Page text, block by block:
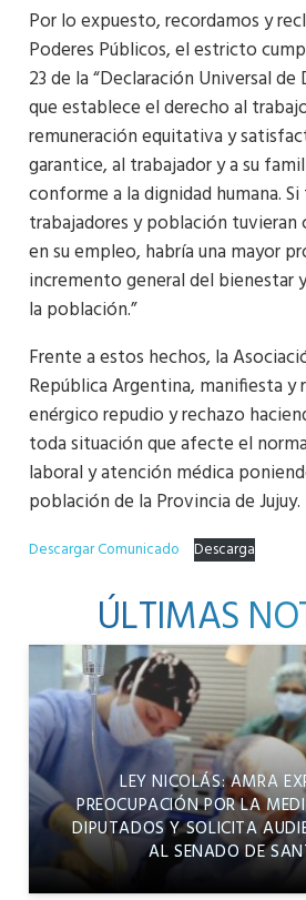
Por lo expuesto, recordamos y
Poderes Públicos, el estricto
23 de la “Declaración Universal de
que establece el derecho al
remuneración equitativa y
garantice, al trabajador y a su
conforme a la dignidad humana.
trabajadores y población tuvieran
en su empleo, habría una mayor
incremento general del bienestar
la población.”
Frente a estos hechos, la
República Argentina, manifiesta y
enérgico repudio y rechazo
toda situación que afecte el
laboral y atención médica
población de la Provincia de Jujuy.
Descargar Comunicado Descarga
ÚLTIMAS
LEY NICOLÁS: AMRA
PREOCUPACIÓN POR LA
DIPUTADOS Y SOLICITA
AL SENADO DE